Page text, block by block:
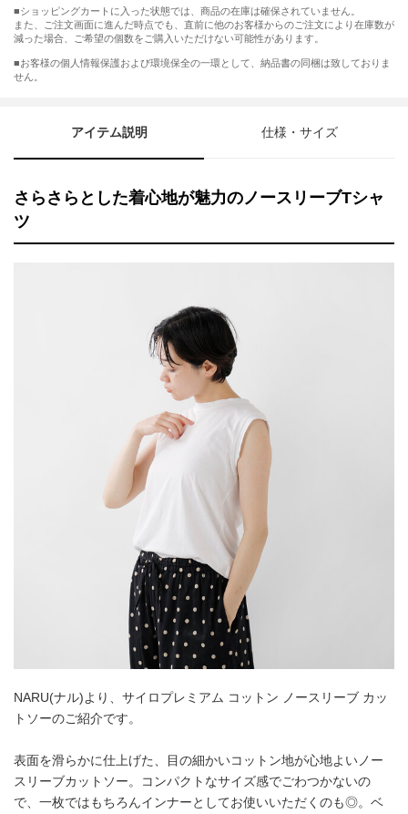
■ショッピングカートに入った状態では、商品の在庫は確保されていません。
また、ご注文画面に進んだ時点でも、直前に他のお客様からのご注文により在庫数が
減った場合、ご希望の個数をご購入いただけない可能性があります。
■お客様の個人情報保護および環境保全の一環として、納品書の同梱は致しておりま
せん。
アイテム説明 仕様・サイズ
さらさらとした着心地が魅力のノースリーブTシャ
ツ
NARU(ナル)より、サイロプレミアム コットン ノースリーブ カッ
トソーのご紹介です。
表面を滑らかに仕上げた、目の細かいコットン地が心地よいノー
スリーブカットソー。コンパクトなサイズ感でごわつかないの
で、一枚ではもちろんインナーとしてお使いいただくのも◎。ベ